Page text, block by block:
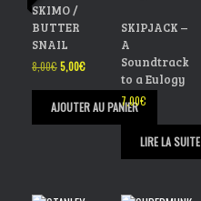
SKIMO /
BUTTER
SNAIL
8,00€Le
initial
était :
8,00€.
5,00€Le
actuel
est :
5,00€.
AJOUTER AU PANIER
SKIPJACK –
A
Soundtrack
to a Eulogy
7,00€
LIRE LA SUITE